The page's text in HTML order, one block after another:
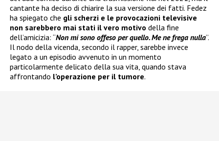
cantante ha deciso di chiarire la sua versione dei fatti. Fedez
ha spiegato che gli scherzi e le provocazioni televisive
non sarebbero mai stati il vero motivo della fine
dell’amicizia: “Non mi sono offeso per quello. Me ne frega nulla”.
Il nodo della vicenda, secondo il rapper, sarebbe invece
legato a un episodio avvenuto in un momento
particolarmente delicato della sua vita, quando stava
affrontando l’operazione per il tumore.